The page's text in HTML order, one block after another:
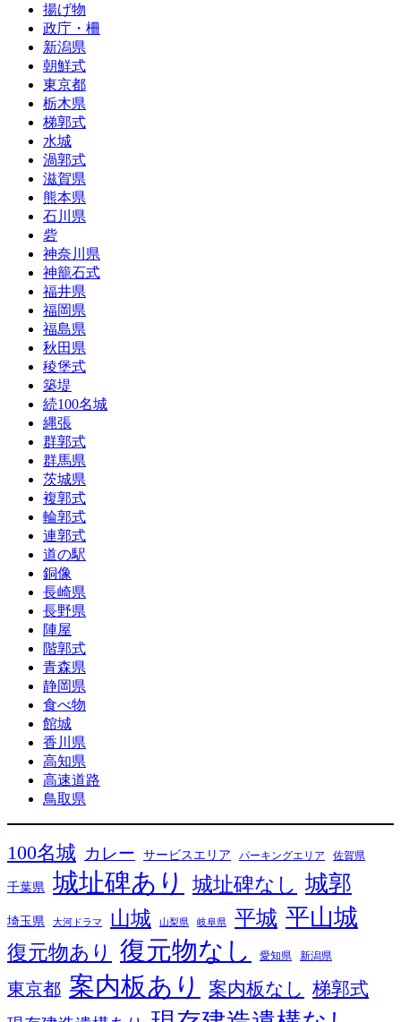
揚げ物
政庁・柵
新潟県
朝鮮式
東京都
栃木県
梯郭式
水城
渦郭式
滋賀県
熊本県
石川県
砦
神奈川県
神籠石式
福井県
福岡県
福島県
秋田県
稜堡式
築堤
続100名城
縄張
群郭式
群馬県
茨城県
複郭式
輪郭式
連郭式
道の駅
銅像
長崎県
長野県
陣屋
階郭式
青森県
静岡県
食べ物
館城
香川県
高知県
高速道路
鳥取県
100名城 カレー サービスエリア パーキングエリア 佐賀県
千葉県 城址碑あり 城址碑なし 城郭
埼玉県 大河ドラマ 山城 山梨県 岐阜県 平城 平山城
復元物あり 復元物なし 愛知県 新潟県
東京都 案内板あり 案内板なし 梯郭式